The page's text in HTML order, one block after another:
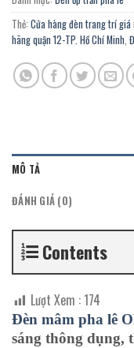
Thẻ: Cửa hàng đèn trang trí giá
hãng quận 12-TP. Hồ Chí Minh,
MÔ TẢ
ĐÁNH GIÁ (0)
Contents
Lượt Xem :174
Đèn mâm pha lê
sáng thông dụng,